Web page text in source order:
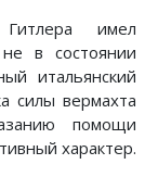
имел
в состоянии
итальянский
силы вермахта
помощи
характер.